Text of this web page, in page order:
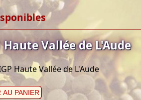
Vallée de L'Aude
Haute Vallée de L'Aude
AU PANIER